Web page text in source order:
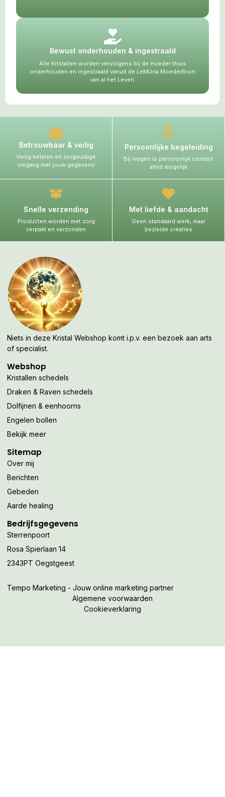
Bewust onderhouden & ingestraald
Alle Kristallen worden vervolgens bij de Hoeder thuis
onderhouden en ingestraald vanuit de LeMUria MoederBron
van al het Leven.
Betrouwbaar & veilig
Veilig betalen en zorgvuldige
omgang met jouw gegevens
Persoonlijke begeleiding
Bij vragen is persoonlijk contact
altijd mogelijk
Snelle verzending
Producten worden met zorg
verpakt en verzonden
Met liefde & aandacht
Geen standaard werk, maar
bezielde creaties
Niets in deze Kristal Webshop komt i.p.v. een bezoek aan arts
of specialist.
Webshop
Kristallen schedels
Draken & Raven schedels
Dolfijnen & eenhoorns
Engelen bollen
Bekijk meer
Sitemap
Over mij
Berichten
Gebeden
Aarde healing
Bedrijfsgegevens
Sterrenpoort
Rosa Spierlaan 14
2343PT Oegstgeest
Tempo Marketing - Jouw online marketing partner
Algemene voorwaarden
Cookieverklaring